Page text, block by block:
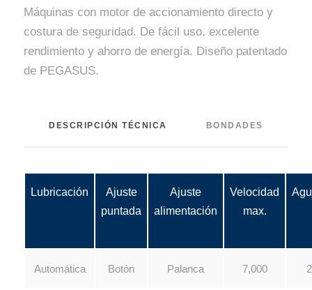
Máquinas con motor de accionamiento directo y
costura de seguridad. De fácil uso, excelente
rendimiento y ahorro de energía. Diseño patentado
de PEGASUS.
DESCRIPCIÓN TÉCNICA BONDADES
Lubricación
Ajuste
puntada
Ajuste
alimentación
Velocidad
max.
Automática Botón Palanca 7,000 2